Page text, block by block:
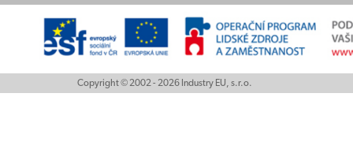
Copyright © 2002 - 2026 Industry EU, s.r.o.